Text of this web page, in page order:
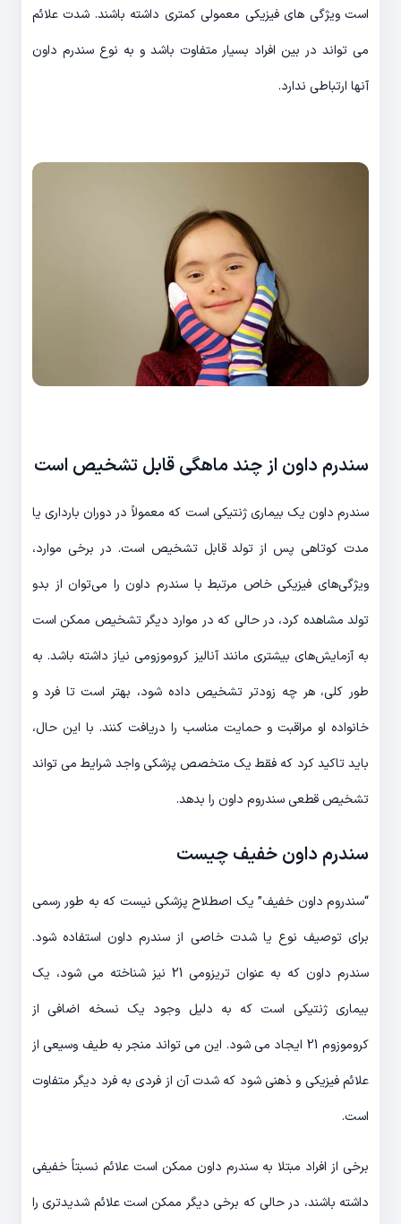
است ویژگی های فیزیکی معمولی کمتری داشته باشند. شدت علائم
می تواند در بین افراد بسیار متفاوت باشد و به نوع سندرم داون
آنها ارتباطی ندارد.
سندرم داون از چند ماهگی قابل تشخیص است
سندرم داون یک بیماری ژنتیکی است که معمولاً در دوران بارداری یا
مدت کوتاهی پس از تولد قابل تشخیص است. در برخی موارد،
ویژگی‌های فیزیکی خاص مرتبط با سندرم داون را می‌توان از بدو
تولد مشاهده کرد، در حالی که در موارد دیگر تشخیص ممکن است
به آزمایش‌های بیشتری مانند آنالیز کروموزومی نیاز داشته باشد. به
طور کلی، هر چه زودتر تشخیص داده شود، بهتر است تا فرد و
خانواده او مراقبت و حمایت مناسب را دریافت کنند. با این حال،
باید تاکید کرد که فقط یک متخصص پزشکی واجد شرایط می تواند
تشخیص قطعی سندروم داون را بدهد.
سندرم داون خفیف چیست
“سندروم داون خفیف” یک اصطلاح پزشکی نیست که به طور رسمی
برای توصیف نوع یا شدت خاصی از سندرم داون استفاده شود.
سندرم داون که به عنوان تریزومی 21 نیز شناخته می شود، یک
بیماری ژنتیکی است که به دلیل وجود یک نسخه اضافی از
کروموزوم 21 ایجاد می شود. این می تواند منجر به طیف وسیعی از
علائم فیزیکی و ذهنی شود که شدت آن از فردی به فرد دیگر متفاوت
است.
برخی از افراد مبتلا به سندرم داون ممکن است علائم نسبتاً خفیفی
داشته باشند، در حالی که برخی دیگر ممکن است علائم شدیدتری را